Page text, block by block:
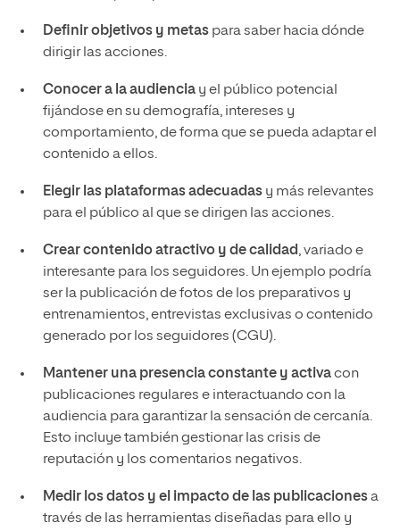
Definir objetivos y metaspara saber hacia dónde
dirigir las acciones.
Conocer a la audienciay el público potencial
fijándose en su demografía, intereses y
comportamiento, de forma que se pueda adaptar el
contenido a ellos.
Elegir las plataformas adecuadasy más relevantes
para el público al que se dirigen las acciones.
Crear contenido atractivo y de calidad, variado e
interesante para los seguidores. Un ejemplo podría
ser la publicación de fotos de los preparativos y
entrenamientos, entrevistas exclusivas o contenido
generado por los seguidores (CGU).
Mantener una presencia constante y activacon
publicaciones regulares e interactuando con la
audiencia para garantizar la sensación de cercanía.
Esto incluye también gestionar las crisis de
reputación y los comentarios negativos.
Medir los datos y el impacto de las publicacionesa
través de las herramientas diseñadas para ello y